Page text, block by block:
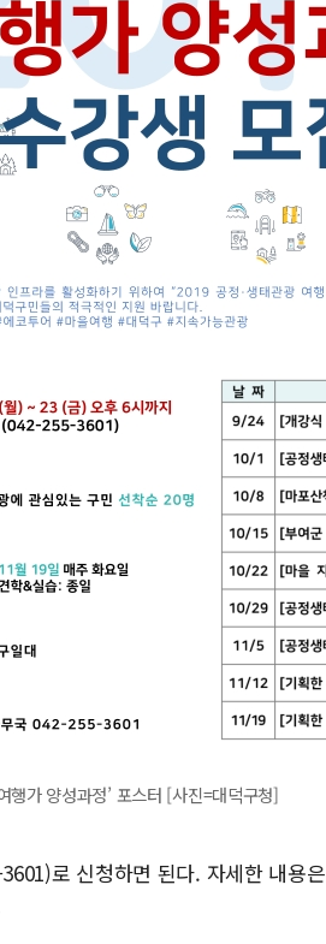
가 양성과정’ 포스터 [사진=대덕구청]
로 신청하면 된다. 자세한 내